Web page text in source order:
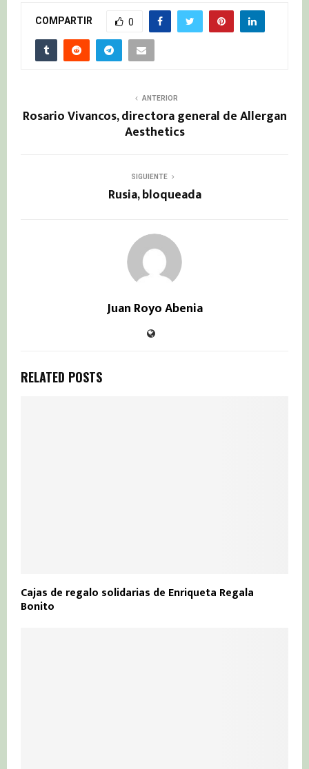
COMPARTIR 0
ANTERIOR
Rosario Vivancos, directora general de Allergan
Aesthetics
SIGUIENTE
Rusia, bloqueada
Juan Royo Abenia
RELATED POSTS
Cajas de regalo solidarias de Enriqueta Regala
Bonito